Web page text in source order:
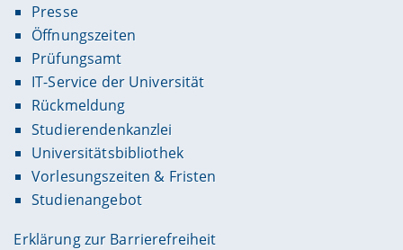
Presse
Öffnungszeiten
Prüfungsamt
IT-Service der Universität
Rückmeldung
Studierendenkanzlei
Universitätsbibliothek
Vorlesungszeiten & Fristen
Studienangebot
Erklärung zur Barrierefreiheit